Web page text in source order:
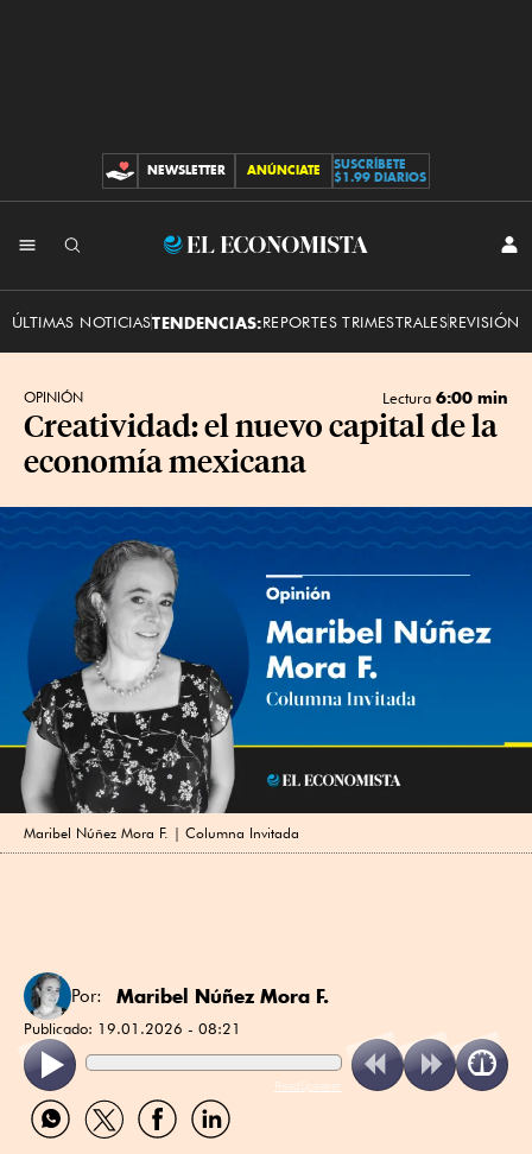
CONTRIBUCIONES
NEWSLETTER ANÚNCIATE
SUSCRÍBETE
$1.99 DIARIOS
El
ÚLTIMAS NOTICIASTENDENCIAS:REPORTES TRIMESTRALESREVISIÓN
OPINIÓN Lectura 6:00 min
Creatividad: el nuevo capital de la
economía mexicana
Maribel Núñez Mora F. | Columna Invitada
Por: Maribel Núñez Mora F.
Publicado: 19.01.2026 - 08:21
ReadSpeaker
Compartir
por
Compartir
por
Compartir
por
Compartir
por